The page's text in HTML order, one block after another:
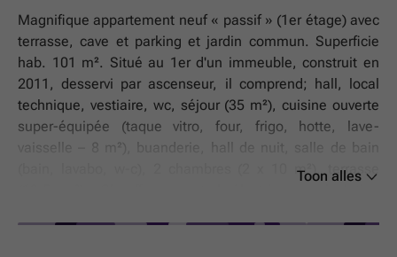
Magnifique appartement neuf « passif » (1er étage) avec
terrasse, cave et parking et jardin commun. Superficie
hab. 101 m². Situé au 1er d'un immeuble, construit en
2011, desservi par ascenseur, il comprend; hall, local
technique, vestiaire, wc, séjour (35 m²), cuisine ouverte
super-équipée (taque vitro, four, frigo, hotte, lave-
vaisselle – 8 m²), buanderie, hall de nuit, salle de bain
(bain, lavabo, w-c), 2 chambres (2 x 10 m²), terrasse
Toon alles